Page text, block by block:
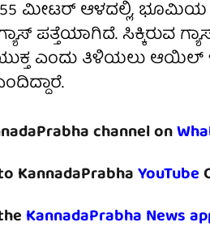
ಮೀಟರ್ ಆಳದಲ್ಲಿ, ಭೂಮಿಯ
ಪತ್ತೆಯಾಗಿದೆ. ಸಿಕ್ಕಿರುವ
ಎಂದು ತಿಳಿಯಲು ಆಯಿಲ್
channel on
KannadaPrabhaYouTube
KannadaPrabha News